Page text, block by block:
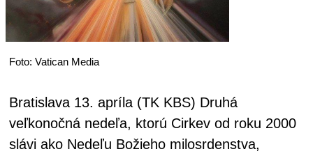
Foto: Vatican Media
Bratislava 13. apríla (TK KBS) Druhá
veľkonočná nedeľa, ktorú Cirkev od roku 2000
slávi ako Nedeľu Božieho milosrdenstva,